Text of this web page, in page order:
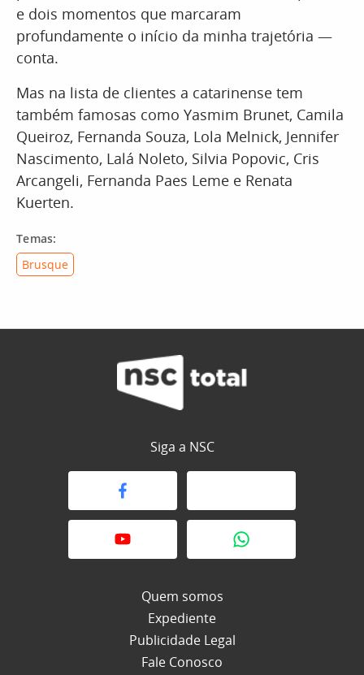
e dois momentos que marcaram
profundamente o início da minha trajetória —
conta.
Mas na lista de clientes a catarinense tem
também famosas como Yasmim Brunet, Camila
Queiroz, Fernanda Souza, Lola Melnick, Jennifer
Nascimento, Lalá Noleto, Silvia Popovic, Cris
Arcangeli, Fernanda Paes Leme e Renata
Kuerten.
Temas:
Brusque
Siga a NSC
Quem somos
Expediente
Publicidade Legal
Fale Conosco